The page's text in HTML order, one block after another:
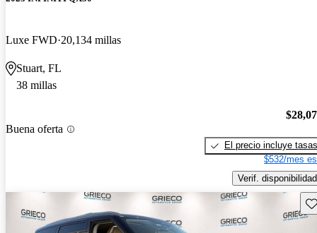
Luxe FWD 20,134 millas
Stuart, FL
38 millas
Buena oferta
El precio incluye tasas
$532/mes
Verif. disponibilidad